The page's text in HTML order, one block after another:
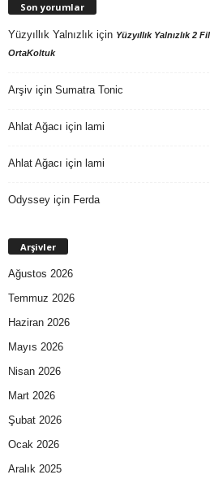
Son yorumlar
Yüzyıllık Yalnızlık için Yüzyıllık Yalnızlık 2
OrtaKoltuk
Arşiv için Sumatra Tonic
Ahlat Ağacı için lami
Ahlat Ağacı için lami
Odyssey için Ferda
Arşivler
Ağustos 2026
Temmuz 2026
Haziran 2026
Mayıs 2026
Nisan 2026
Mart 2026
Şubat 2026
Ocak 2026
Aralık 2025